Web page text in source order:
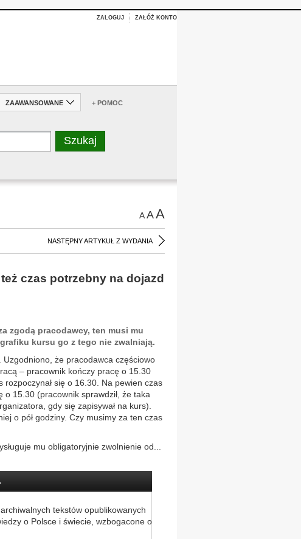
ZALOGUJ ZAŁÓŻ KONTO
ZAAWANSOWANE + POMOC
AAA
NASTĘPNY ARTYKUŁ Z WYDANIA
czas potrzebny na dojazd
zgodą pracodawcy, ten musi mu
kursu go z tego nie zwalniają.
że pracodawca częściowo
– pracownik kończy pracę o 15.30
rozpoczynał się o 16.30. Na pewien czas
15.30 (pracownik sprawdził, że taka
gdy się zapisywał na kurs).
o pół godziny. Czy musimy za ten czas
mu obligatoryjnie zwolnienie od...
tekstów opublikowanych
o Polsce i świecie, wzbogacone o